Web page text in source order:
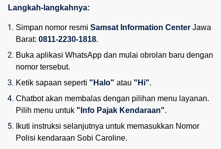
Langkah-langkahnya:
Simpan nomor resmi Samsat Information Center Jawa
Barat: 0811-2230-1818.
Buka aplikasi WhatsApp dan mulai obrolan baru dengan
nomor tersebut.
Ketik sapaan seperti "Halo" atau "Hi".
Chatbot akan membalas dengan pilihan menu layanan.
Pilih menu untuk "Info Pajak Kendaraan".
Ikuti instruksi selanjutnya untuk memasukkan Nomor
Polisi kendaraan Sobi Caroline.